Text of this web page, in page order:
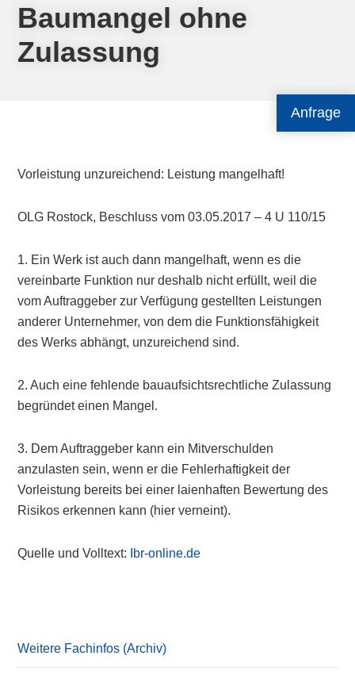
Anfrage
Baumangel ohne
Zulassung
Vorleistung unzureichend: Leistung mangelhaft!
OLG Rostock, Beschluss vom 03.05.2017 – 4 U 110/15
1. Ein Werk ist auch dann mangelhaft, wenn es die
vereinbarte Funktion nur deshalb nicht erfüllt, weil die
vom Auftraggeber zur Verfügung gestellten Leistungen
anderer Unternehmer, von dem die Funktionsfähigkeit
des Werks abhängt, unzureichend sind.
2. Auch eine fehlende bauaufsichtsrechtliche Zulassung
begründet einen Mangel.
3. Dem Auftraggeber kann ein Mitverschulden
anzulasten sein, wenn er die Fehlerhaftigkeit der
Vorleistung bereits bei einer laienhaften Bewertung des
Risikos erkennen kann (hier verneint).
Quelle und Volltext: Ibr-online.de
Weitere Fachinfos (Archiv)